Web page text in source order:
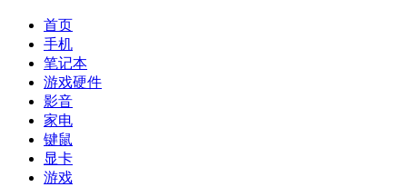
首页
手机
笔记本
游戏硬件
影音
家电
键鼠
显卡
游戏